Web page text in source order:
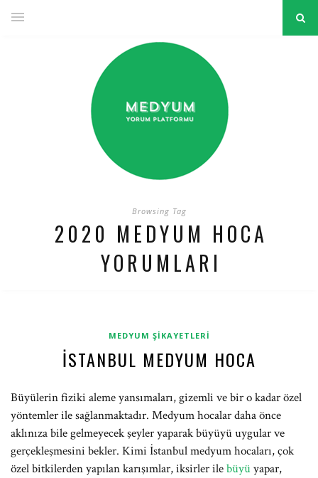
Browsing Tag
2020 MEDYUM HOCA
YORUMLARI
MEDYUM ŞIKAYETLERI
İSTANBUL MEDYUM HOCA
Büyülerin fiziki aleme yansımaları, gizemli ve bir o kadar özel
yöntemler ile sağlanmaktadır. Medyum hocalar daha önce
aklınıza bile gelmeyecek şeyler yaparak büyüyü uygular ve
gerçekleşmesini bekler. Kimi İstanbul medyum hocaları, çok
özel bitkilerden yapılan karışımlar, iksirler ilebüyüyapar,